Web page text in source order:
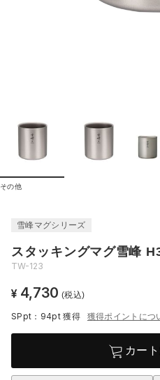
その他
雪峰マグシリーズ
スタッキングマグ雪峰
TW-123
¥ 4,730 (税込)
SPpt：94pt獲得 獲得ポイントにつ
カー